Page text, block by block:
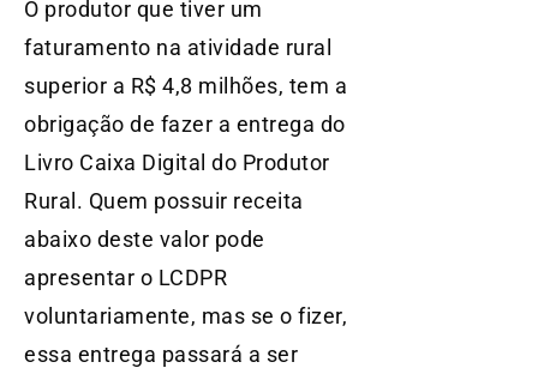
O produtor que tiver um
faturamento na atividade rural
superior a R$ 4,8 milhões, tem a
obrigação de fazer a entrega do
Livro Caixa Digital do Produtor
Rural. Quem possuir receita
abaixo deste valor pode
apresentar o LCDPR
voluntariamente, mas se o fizer,
essa entrega passará a ser